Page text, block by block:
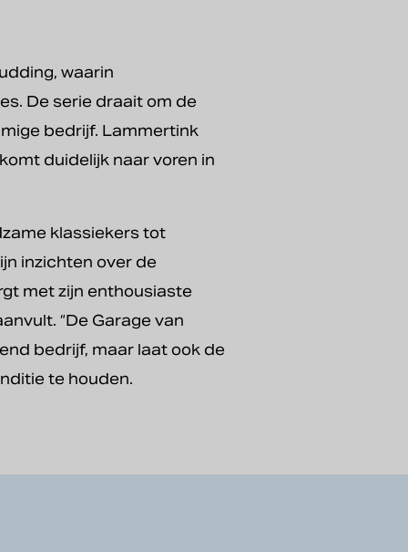
waarin
De serie draait om de
bedrijf. Lammertink
duidelijk naar voren in
klassiekers tot
inzichten over de
met zijn enthousiaste
“De Garage van
bedrijf, maar laat ook de
te houden.